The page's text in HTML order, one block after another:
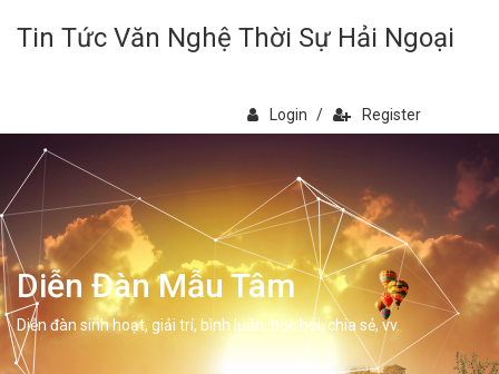
Tin Tức Văn Nghệ Thời Sự Hải Ngoại
Login / Register
Diễn Đàn Mẫu Tâm
Diễn đàn sinh hoạt, giải trí, bình luân, học hỏi, chia sẻ, vv.